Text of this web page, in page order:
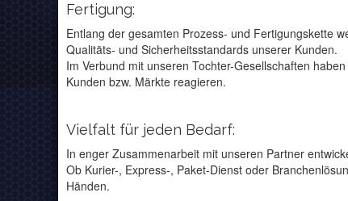
Fertigung:
Entlang der gesamten Prozess- und Fertigungskette
Qualitäts- und Sicherheitsstandards unserer Kunden.
Im Verbund mit unseren Tochter-Gesellschaften
Kunden bzw. Märkte reagieren.
Vielfalt für jeden Bedarf:
In enger Zusammenarbeit mit unseren Partner
Ob Kurier-, Express-, Paket-Dienst oder
Händen.